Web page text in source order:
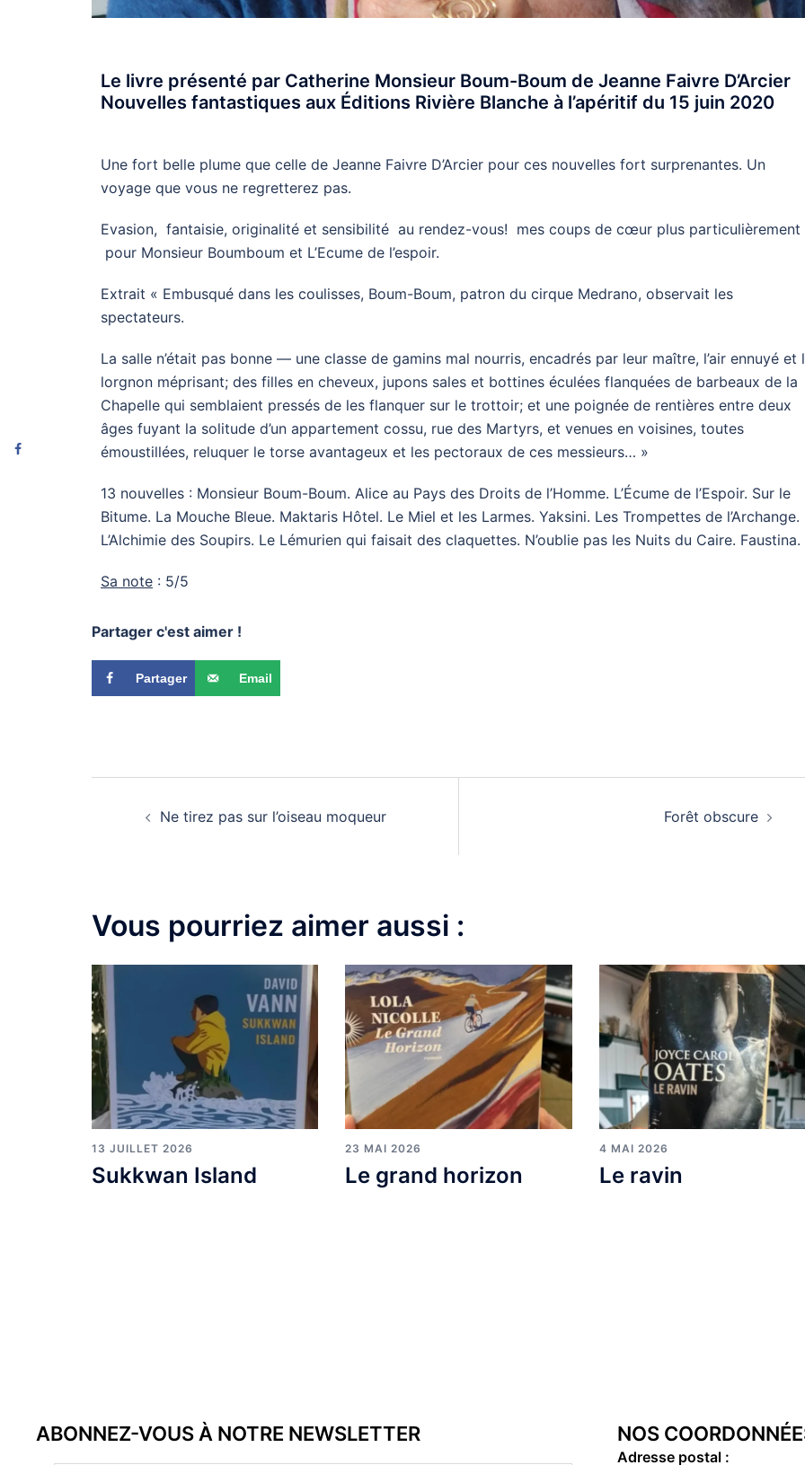
Le livre présenté par Catherine Monsieur Boum-Boum de Jeanne Faivre D’Arcier
Nouvelles fantastiques aux Éditions Rivière Blanche à l’apéritif du 15 juin 2020
Une fort belle plume que celle de Jeanne Faivre D’Arcier pour ces nouvelles fort surprenantes. Un
voyage que vous ne regretterez pas.
Evasion, fantaisie, originalité et sensibilité au rendez-vous! mes coups de cœur plus particulièrement
pour Monsieur Boumboum et L’Ecume de l’espoir.
Extrait « Embusqué dans les coulisses, Boum-Boum, patron du cirque Medrano, observait les
spectateurs.
La salle n’était pas bonne — une classe de gamins mal nourris, encadrés par leur maître, l’air ennuyé et
lorgnon méprisant; des filles en cheveux, jupons sales et bottines éculées flanquées de barbeaux de la
Chapelle qui semblaient pressés de les flanquer sur le trottoir; et une poignée de rentières entre deux
âges fuyant la solitude d’un appartement cossu, rue des Martyrs, et venues en voisines, toutes
émoustillées, reluquer le torse avantageux et les pectoraux de ces messieurs… »
13 nouvelles : Monsieur Boum-Boum. Alice au Pays des Droits de l’Homme. L’Écume de l’Espoir. Sur le
Bitume. La Mouche Bleue. Maktaris Hôtel. Le Miel et les Larmes. Yaksini. Les Trompettes de l’Archange.
L’Alchimie des Soupirs. Le Lémurien qui faisait des claquettes. N’oublie pas les Nuits du Caire. Faustina.
Sa note : 5/5
Partager c'est aimer !
Partager Email
Ne tirez pas sur l’oiseau moqueur Forêt obscure
Vous pourriez aimer aussi :
13 JUILLET 2026
Sukkwan Island
23 MAI 2026
Le grand horizon
4 MAI 2026
Le ravin
ABONNEZ-VOUS À NOTRE NEWSLETTER NOS
Adresse postal :